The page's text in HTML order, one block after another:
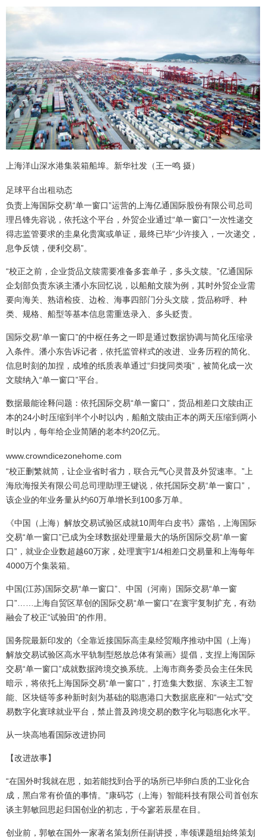
上海洋山深水港集装箱船埠。新华社发（王一鸣 摄）
足球平台出租动态
负责上海国际交易“单一窗口”运营的上海亿通国际股份有限公司总司
理吕锋先容说，依托这个平台，外贸企业通过“单一窗口”一次性递交
得志监管要求的圭臬化贵寓或单证，最终已毕“少许接入，一次递交，
息争反馈，便利交易”。
“校正之前，企业货品文牍需要准备多套单子，多头文牍。”亿通国际
企划部负责东谈主潘小东回忆说，以船舶文牍为例，其时外贸企业需
要向海关、熟谙检疫、边检、海事四部门分头文牍，货品称呼、种
类、规格、船型等基本信息需重迭录入、多头贬责。
国际交易“单一窗口”的中枢任务之一即是通过数据协调与简化压缩录
入条件。潘小东告诉记者，依托监管样式的改进、业务历程的简化、
信息时刻的加捏，成堆的纸质表单通过“归拢同类项”，被简化成一次
文牍纳入“单一窗口”平台。
数据最能诠释问题：依托国际交易“单一窗口”，货品相差口文牍由正
本的24小时压缩到半个小时以内，船舶文牍由正本的两天压缩到两小
时以内，每年给企业简陋的老本约20亿元。
www.crowndicezonehome.com
“校正删繁就简，让企业省时省力，联合元气心灵普及外贸速率。”上
海欣海报关有限公司总司理助理王键说，依托国际交易“单一窗口”，
该企业的年业务量从约60万单增长到100多万单。
《中国（上海）解放交易试验区成就10周年白皮书》露馅，上海国际
交易“单一窗口”已成为全球数据处理量最大的场所国际交易“单一窗
口”，就业企业数超越60万家，处理寰宇1/4相差口交易量和上海每年
4000万个集装箱。
中国(江苏)国际交易“单一窗口”、中国（河南）国际交易“单一窗
口”……上海自贸区草创的国际交易“单一窗口”在寰宇复制扩充，有劲
融会了校正“试验田”的作用。
国务院最新印发的《全靠近接国际高圭臬经贸顺序推动中国（上海）
解放交易试验区高水平轨制型怒放总体有策画》提倡，支捏上海国际
交易“单一窗口”成就数据跨境交换系统。上海市商务委员会主任朱民
暗示，将依托上海国际交易“单一窗口”，打造集大数据、东谈主工智
能、区块链等多种新时刻为基础的聪惠港口大数据底座和“一站式”交
易数字化寰球就业平台，禁止普及跨境交易的数字化与聪惠化水平。
从一块高地看国际改进协同
【改进故事】
“在国外时我就在思，如若能找到合乎的场所已毕卵白质的工业化合
成，黑白常有价值的事情。”康码芯（上海）智能科技有限公司首创东
谈主郭敏回思起归国创业的初志，于今寥若辰星在目。
创业前，郭敏在国外一家著名策划所任副讲授，率领课题组始终策划